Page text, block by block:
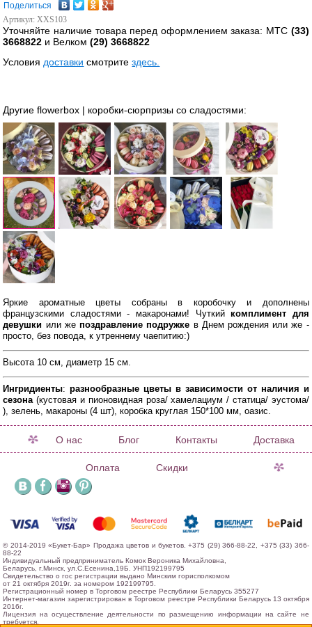
Поделиться
Артикул: XXS103
Уточняйте наличие товара перед оформлением заказа: МТС (33)
3668822 и Велком(29) 3668822
Условия доставки смотритездесь.
Другие flowerbox | коробки-сюрпризы со сладостями:
Яркие ароматные цветы собраны в коробочку и дополнены
французскими сладостями - макаронами! Чуткийкомплимент для
девушки или жепоздравление подружке в Днем рождения или же -
просто,без повода, к утреннему чаепитию:)
Высота 10 см, диаметр 15 см.
Ингридиенты:разнообразные цветы в зависимости от наличия и
сезона(кустовая и пионовидная роза/ хамелациум / статица/ эустома/
), зелень, макароны (4 шт), коробка круглая 150*100 мм, оазис.
О нас Блог Контакты Доставка
Оплата Скидки
© 2014-2019 «Букет-Бар» Продажа цветов и букетов. +375 (29) 366-88-22, +375 (33) 366-
88-22
Индивидуальный предприниматель Комок Вероника Михайловна,
Беларусь, г.Минск, ул.С.Есенина,19Б. УНП192199795
Свидетельство о гос регистрации выдано Минским горисполкомом
от 21 октября 2019г. за номером 192199795.
Регистрационный номер в Торговом реестре Республики Беларусь 355277
Интернет-магазин зарегистрирован в Торговом реестре Республики Беларусь 13 октября
2016г.
Лицензия на осуществление деятельности по размещению информации на сайте не
требуется.